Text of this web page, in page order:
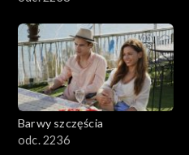
Barwy szczęścia
odc. 2236